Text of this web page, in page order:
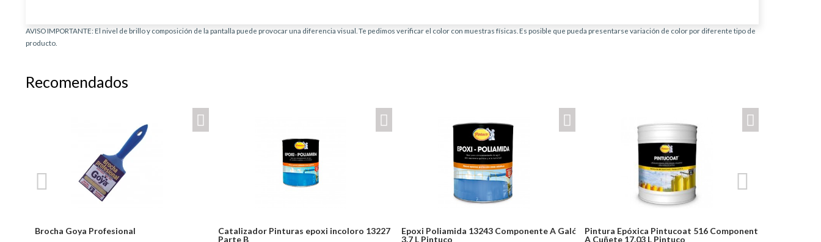
AVISO IMPORTANTE: El nivel de brillo y composición de la pantalla puede provocar una diferencia visual. Te pedimos verificar el color con muestras físicas. Es posible que pueda presentarse variación de color por diferente tipo de
producto.
Recomendados
Brocha Goya Profesional
Catalizador Pinturas epoxi incoloro 13227
Parte B
Epoxi Poliamida 13243 Componente A Galón
3.7 L Pintuco
Pintura Epóxica Pintucoat 516 Componente
A Cuñete 17.03 L Pintuco